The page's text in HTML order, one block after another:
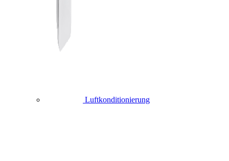
Luftkonditionierung